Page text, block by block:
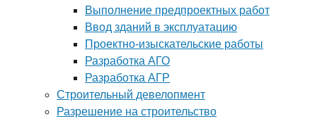
Выполнение предпроектных работ
Ввод зданий в эксплуатацию
Проектно-изыскательские работы
Разработка АГО
Разработка АГР
Строительный девелопмент
Разрешение на строительство